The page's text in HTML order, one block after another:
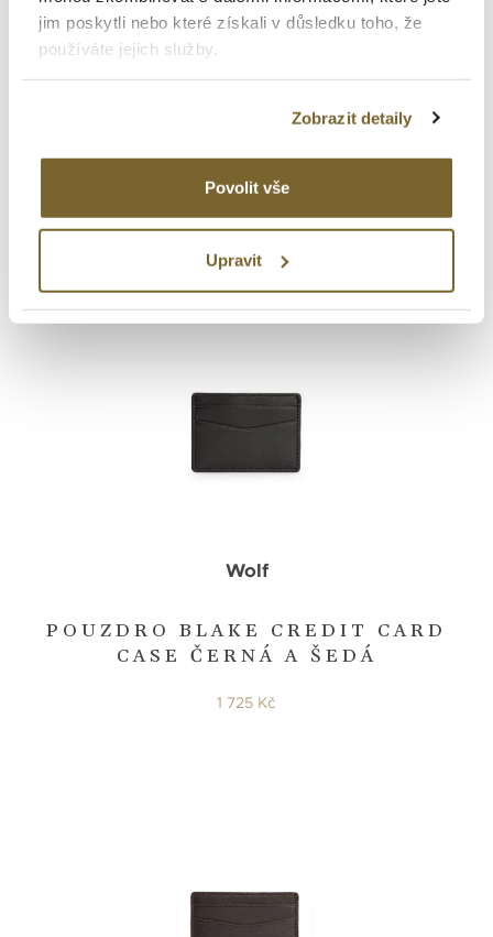
jim poskytli nebo které získali v důsledku toho, že
používáte jejich služby.
Zobrazit detaily
Povolit vše
Upravit
POUZDRO BLAKE 2-PC CIGAR
CASE HNĚDÉ KROKO
POUZDRO BLAKE CREDIT CARD
CASE ČERNÁ A ŠEDÁ
Wolf
1 725 Kč